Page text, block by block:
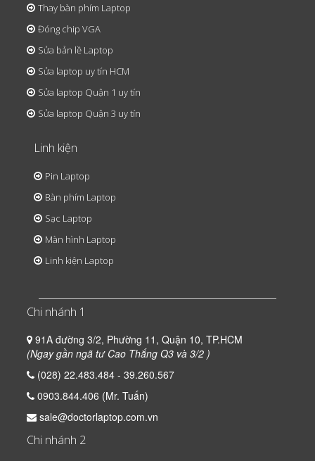
Thay bàn phím Laptop
Đóng chip VGA
Sửa bản lề Laptop
Sửa laptop uy tín HCM
Sửa laptop Quận 1 uy tín
Sửa laptop Quận 3 uy tín
Linh kiện
Pin Laptop
Bàn phím Laptop
Sạc Laptop
Màn hình Laptop
Linh kiện Laptop
Chi nhánh 1
91A đường 3/2, Phường 11, Quận 10, TP.HCM
(Ngay gần ngã tư Cao Thắng Q3 và 3/2 )
(028) 22.483.484 - 39.260.567
0903.844.406 (Mr. Tuấn)
sale@doctorlaptop.com.vn
Chi nhánh 2